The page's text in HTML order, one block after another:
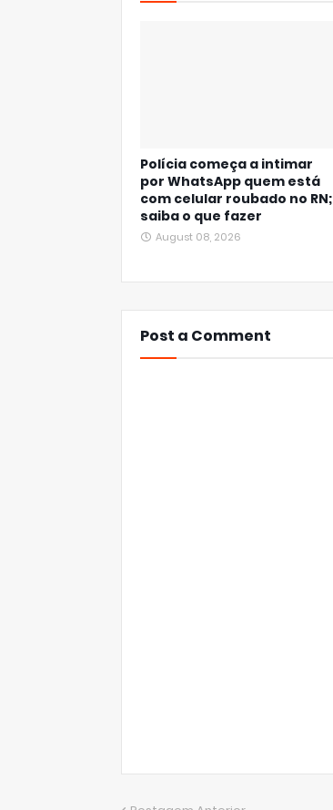
Polícia começa a intimar
por WhatsApp quem está
com celular roubado no RN;
saiba o que fazer
August 08, 2026
Post a Comment